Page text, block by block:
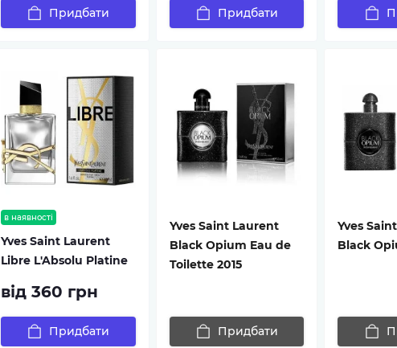
Придбати Придбати
в наявності
Yves Saint Laurent
Libre L'Absolu Platine
від 360 грн
Придбати
Yves Saint Laurent
Black Opium Eau de
Toilette 2015
Придбати
Yves
Black